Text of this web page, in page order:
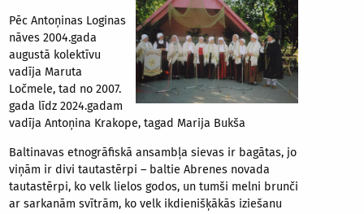
Pēc Antoņinas Loginas
nāves 2004.gada
augustā kolektīvu
vadīja Maruta
Ločmele, tad no 2007.
gada līdz 2024.gadam
vadīja Antoņina Krakope, tagad Marija Bukša
Baltinavas etnogrāfiskā ansambļa sievas ir bagātas, jo
viņām ir divi tautastērpi – baltie Abrenes novada
tautastērpi, ko velk lielos godos, un tumši melni brunči
ar sarkanām svītrām, ko velk ikdienišķākās iziešanu